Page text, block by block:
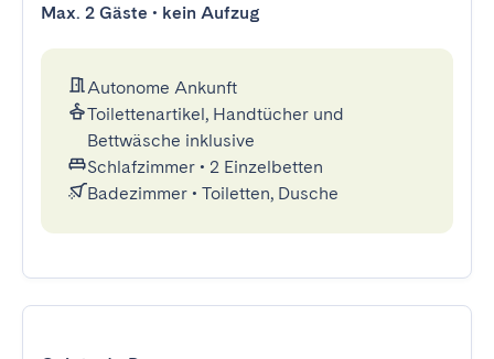
Max. 2 Gäste • kein Aufzug
Autonome Ankunft
Toilettenartikel, Handtücher und
Bettwäsche inklusive
Schlafzimmer • 2 Einzelbetten
Badezimmer • Toiletten, Dusche